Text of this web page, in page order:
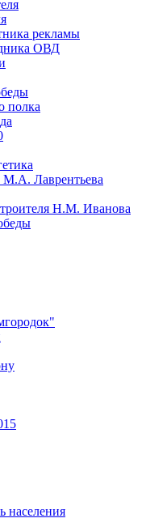
рекламы
ОВД
полка
М.А. Лаврентьева
Н.М. Иванова
населения